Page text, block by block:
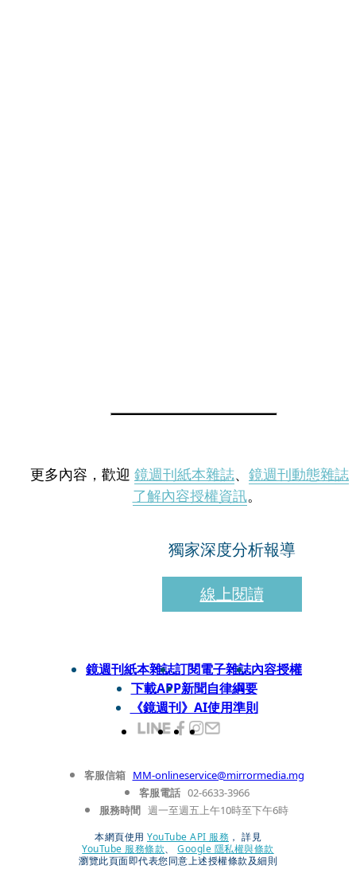
更多內容，歡迎 鏡週刊紙本雜誌、 鏡週刊動態雜誌
了解內容授權資訊。
獨家深度分析報導
線上閱讀
鏡週刊紙本雜誌訂閱電子雜誌內容授權
下載APP新聞自律綱要
《鏡週刊》AI使用準則
客服信箱 MM-onlineservice@mirrormedia.mg
客服電話 02-6633-3966
服務時間 週一至週五上午10時至下午6時
本網頁使用 YouTube API 服務 ， 詳見
YouTube 服務條款、
Google 隱私權與條款
瀏覽此頁面即代表您同意上述授權條款及細則